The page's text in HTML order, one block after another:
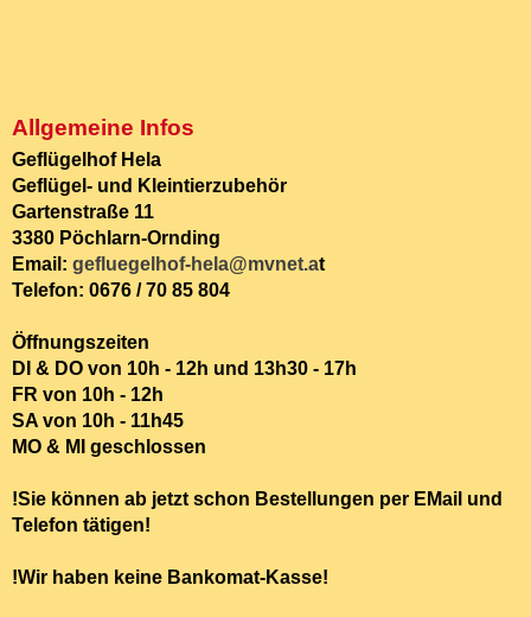
Allgemeine Infos
Geflügelhof Hela
Geflügel- und Kleintierzubehör
Gartenstraße 11
3380 Pöchlarn-Ornding
Email: gefluegelhof-hela@mvnet.at
Telefon: 0676 / 70 85 804
Öffnungszeiten
DI & DO von 10h - 12h und 13h30 - 17h
FR von 10h - 12h
SA von 10h - 11h45
MO & MI geschlossen
!Sie können ab jetzt schon Bestellungen per EMail und
Telefon tätigen!
!Wir haben keine Bankomat-Kasse!